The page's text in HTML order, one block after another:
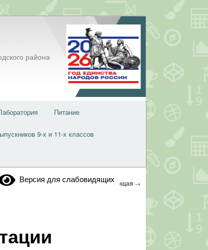
района
Питание
9-х и 11-х классов
Версия для слабовидящих
Навигация
← Предыдущая Следующая →